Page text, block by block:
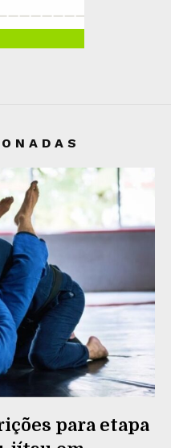
para etapa